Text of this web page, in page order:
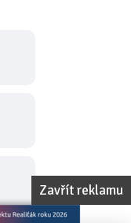
Zavřít reklamu